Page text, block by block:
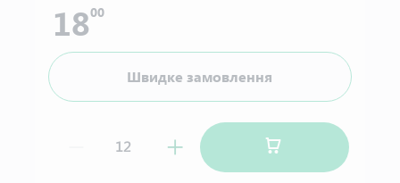
1800
Швидке замовлення